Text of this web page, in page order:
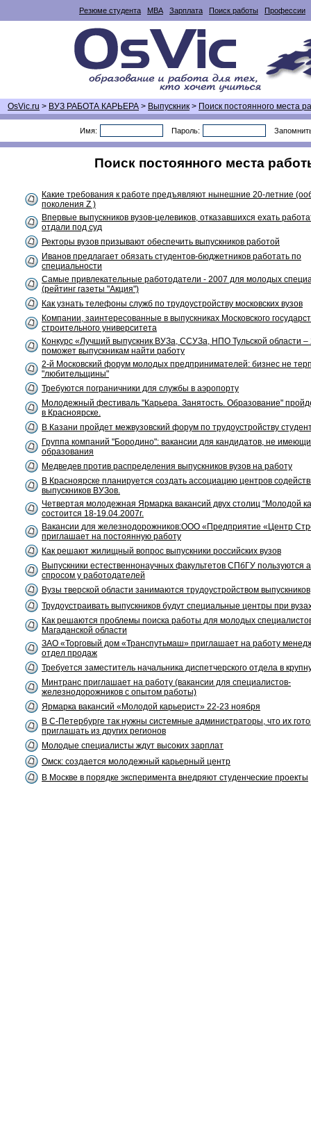
Резюме студента MBA Зарплата Поиск работы Профессии
OsVic.ru > ВУЗ РАБОТА КАРЬЕРА > Выпускник > Поиск постоянного места
Имя: Пароль:
Поиск постоянного места
Какие требования к работе предъявляют нынешние 20-летние
поколения Z )
Впервые выпускников вузов-целевиков, отказавшихся ехать
отдали под суд
Ректоры вузов призывают обеспечить выпускников работой
Иванов предлагает обязать студентов-бюджетников работать по
специальности
Самые привлекательные работодатели - 2007 для молодых
(рейтинг газеты "Акция")
Как узнать телефоны служб по трудоустройству московских вузов
Компании, заинтересованные в выпускниках Московского
строительного университета
Конкурс «Лучший выпускник ВУЗа, ССУЗа, НПО Тульской области –
поможет выпускникам найти работу
2-й Московский форум молодых предпринимателей: бизнес не
"любительщины"
Требуются пограничники для службы в аэропорту
Молодежный фестиваль "Карьера. Занятость. Образование"
в Красноярске.
В Казани пройдет межвузовский форум по трудоустройству
Группа компаний "Бородино": вакансии для кандидатов, не
образования
Медведев против распределения выпускников вузов на работу
В Красноярске планируется создать ассоциацию центров
выпускников ВУЗов.
Четвертая молодежная Ярмарка вакансий двух столиц “Молодой
состоится 18-19.04.2007г.
Вакансии для железнодорожников:ООО «Предприятие «Центр
приглашает на постоянную работу
Как решают жилищный вопрос выпускники российских вузов
Выпускники естественнонаучных факультетов СПбГУ пользуются
спросом у работодателей
Вузы тверской области занимаются трудоустройством выпускников
Трудоустраивать выпускников будут специальные центры при
Как решаются проблемы поиска работы для молодых
Магаданской области
ЗАО «Торговый дом «Транспутьмаш» приглашает на работу
отдел продаж
Требуется заместитель начальника диспетчерского отдела в
Минтранс приглашает на работу (вакансии для специалистов-
железнодорожников с опытом работы)
Ярмарка вакансий «Молодой карьерист» 22-23 ноября
В С-Петербурге так нужны системные администраторы, что их
приглашать из других регионов
Молодые специалисты ждут высоких зарплат
Омск: создается молодежный карьерный центр
В Москве в порядке эксперимента внедряют студенческие проекты